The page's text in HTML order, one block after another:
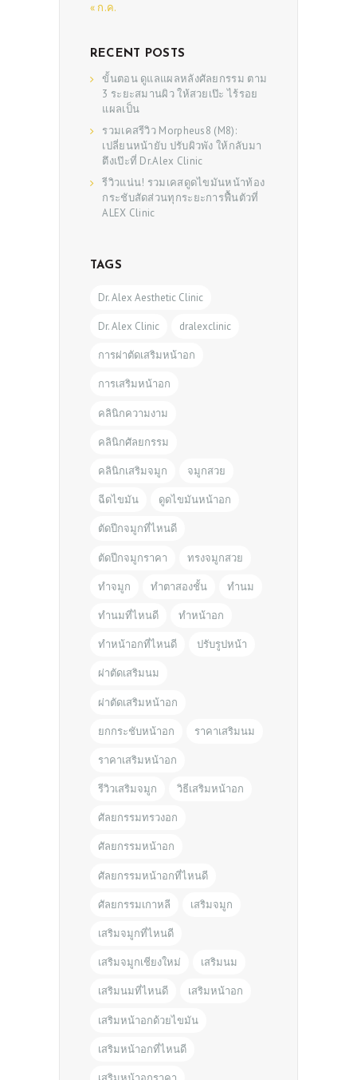
« ก.ค.
RECENT POSTS
ขั้นตอน ดูแลแผลหลังศัลยกรรม ตาม
3 ระยะสมานผิว ให้สวยเป๊ะ ไร้รอย
แผลเป็น
รวมเคสรีวิว Morpheus8 (M8):
เปลี่ยนหน้ายับ ปรับผิวพัง ให้กลับมา
ตึงเป๊ะที่ Dr.Alex Clinic
รีวิวแน่น! รวมเคสดูดไขมันหน้าท้อง
กระชับสัดส่วนทุกระยะการฟื้นตัวที่
ALEX Clinic
TAGS
Dr. Alex Aesthetic Clinic
Dr. Alex Clinic dralexclinic
การผ่าตัดเสริมหน้าอก
การเสริมหน้าอก
คลินิกความงาม
คลินิกศัลยกรรม
คลินิกเสริมจมูก จมูกสวย
ฉีดไขมัน ดูดไขมันหน้าอก
ตัดปีกจมูกที่ไหนดี
ตัดปีกจมูกราคา ทรงจมูกสวย
ทำจมูก ทำตาสองชั้น ทำนม
ทำนมที่ไหนดี ทำหน้าอก
ทำหน้าอกที่ไหนดี ปรับรูปหน้า
ผ่าตัดเสริมนม
ผ่าตัดเสริมหน้าอก
ยกกระชับหน้าอก ราคาเสริมนม
ราคาเสริมหน้าอก
รีวิวเสริมจมูก วิธีเสริมหน้าอก
ศัลยกรรมทรวงอก
ศัลยกรรมหน้าอก
ศัลยกรรมหน้าอกที่ไหนดี
ศัลยกรรมเกาหลี เสริมจมูก
เสริมจมูกที่ไหนดี
เสริมจมูกเชียงใหม่ เสริมนม
เสริมนมที่ไหนดี เสริมหน้าอก
เสริมหน้าอกด้วยไขมัน
เสริมหน้าอกที่ไหนดี